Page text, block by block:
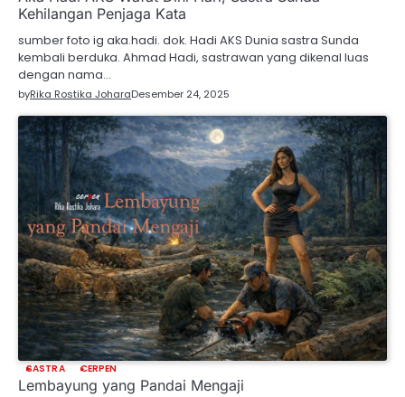
Kehilangan Penjaga Kata
sumber foto ig aka.hadi. dok. Hadi AKS Dunia sastra Sunda
kembali berduka. Ahmad Hadi, sastrawan yang dikenal luas
dengan nama…
byRika Rostika JoharaDesember 24, 2025
SASTRA CERPEN
Lembayung yang Pandai Mengaji